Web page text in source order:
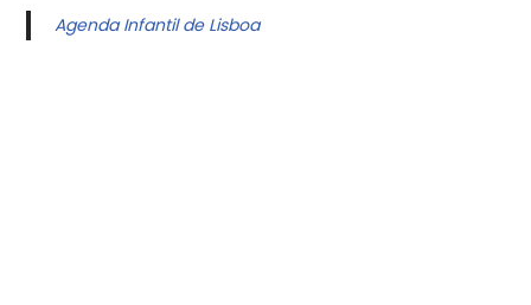
Agenda Infantil de Lisboa